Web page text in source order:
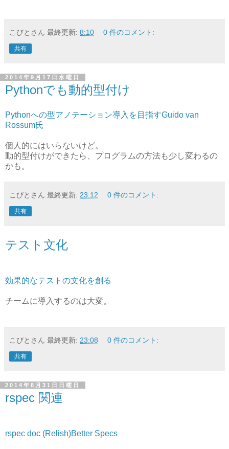
こびとさん 最終更新: 8:10 0 件のコメント:
共有
2014年9月17日水曜日
Pythonでも動的型付け
Pythonへの型アノテーション導入を目指すGuido van
Rossum氏
個人的にはいらないけど。
動的型付けができたら、プログラムの方法も少し変わるの
かも。
こびとさん 最終更新: 23:12 0 件のコメント:
共有
テスト文化
効果的なテストの文化を創る
チームに導入するのは大変。
こびとさん 最終更新: 23:08 0 件のコメント:
共有
2014年8月31日日曜日
rspec 関連
rspec doc (Relish)Better Specs